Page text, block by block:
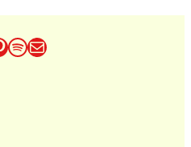
Spotify
E-Mail